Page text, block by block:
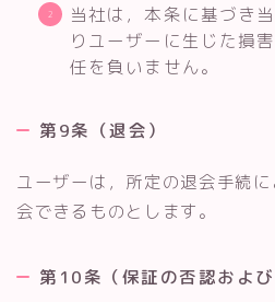
当社は，本条に基づき
りユーザーに生じた損
任を負いません。
第9条（退会）
ユーザーは，所定の退会手続
会できるものとします。
第10条（保証の否認および